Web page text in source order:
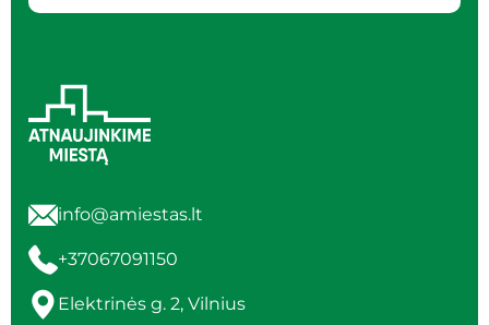
info@amiestas.lt
+37067091150
Elektrinės g. 2, Vilnius